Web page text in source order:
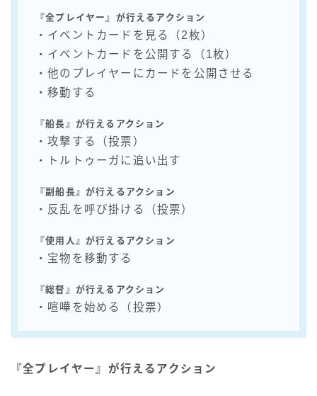
『全プレイヤー』が行えるアクション
・イベントカードを見る（2枚）
・イベントカードを公開する（1枚）
・他のプレイヤーにカードを公開させる
・移動する
『船長』が行えるアクション
・攻撃する（投票）
・トルトゥーガに追い出す
『副船長』が行えるアクション
・反乱を呼び掛ける（投票）
『使用人』が行えるアクション
・宝物を移動する
『総督』が行えるアクション
・喧嘩を始める（投票）
『全プレイヤー』が行えるアクション